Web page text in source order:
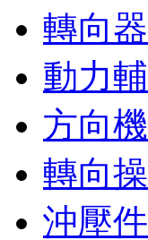
轉向器
動力輔
方向機
轉向操
沖壓件